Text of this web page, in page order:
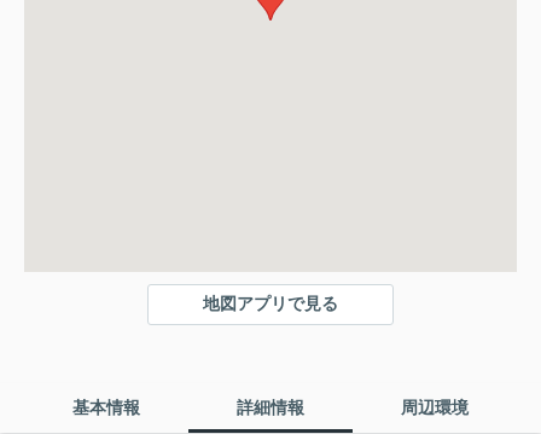
地図アプリで見る
基本情報 詳細情報 周辺環境